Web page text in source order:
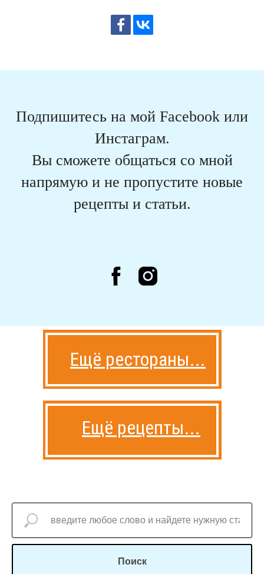
Подпишитесь на мой Facebook или
Инстаграм.
Вы сможете общаться со мной
напрямую и не пропустите новые
рецепты и статьи.
Ещё рестораны...
Ещё рецепты...
Поиск